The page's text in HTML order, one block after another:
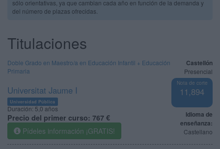
sólo orientativas, ya que cambian cada año en función de la demanda y
del número de plazas ofrecidas.
Titulaciones
Castellón
Presencial
Nota de corte
11,894
Idioma de
enseñanza:
Castellano
Doble Grado en Maestro/a en Educación Infantil + Educación
Primaria
Universitat Jaume I
Universidad Pública
Duración:5,0 años
Precio del primer curso: 767 €
Pídeles información ¡GRATIS!